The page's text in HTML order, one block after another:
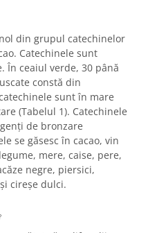
din grupul catechinelor
Catechinele sunt
În ceaiul verde, 30 până
constă din
sunt în mare
(Tabelul 1). Catechinele
de bronzare
se găsesc în cacao, vin
mere, caise, pere,
negre, piersici,
cireșe dulci.